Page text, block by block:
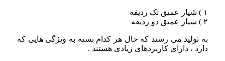
۱ ) شیار عمیق تک ردیفه
۲ ) شیار عمیق دو ردیفه
به تولید می رسند که حال هر کدام بسته به ویژگی هایی که
دارد ،‌ دارای کاربردهای زیادی هستند .